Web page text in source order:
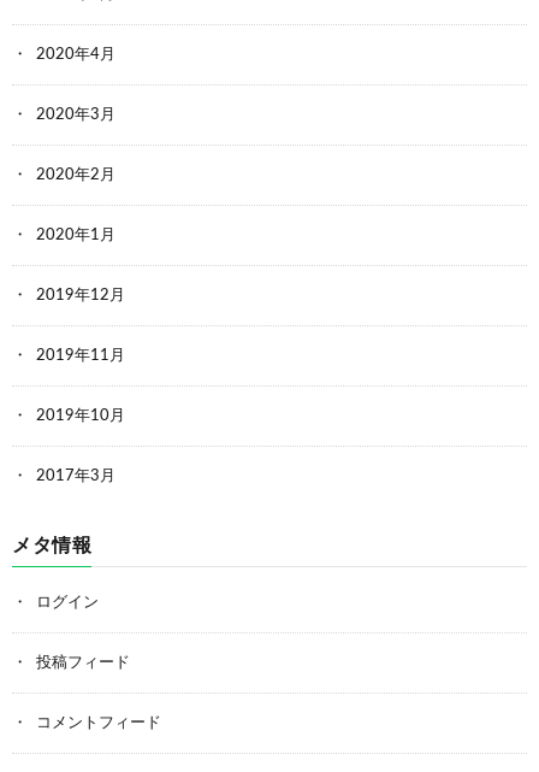
2020年4月
2020年3月
2020年2月
2020年1月
2019年12月
2019年11月
2019年10月
2017年3月
メタ情報
ログイン
投稿フィード
コメントフィード